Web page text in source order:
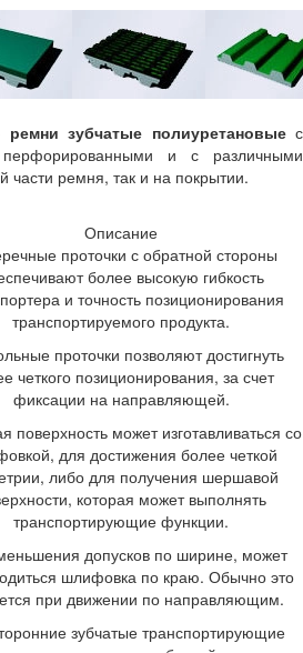
ремни зубчатые полиуретановыес
и с различными
части ремня, так и на покрытии.
Описание
проточки с обратной стороны
более высокую гибкость
и точность позиционирования
транспортируемого продукта.
проточки позволяют достигнуть
четкого позиционирования, за счет
фиксации на направляющей.
поверхность может изготавливаться со
для достижения более четкой
либо для получения шершавой
которая может выполнять
транспортирующие функции.
допусков по ширине, может
шлифовка по краю. Обычно это
при движении по направляющим.
зубчатые транспортирующие